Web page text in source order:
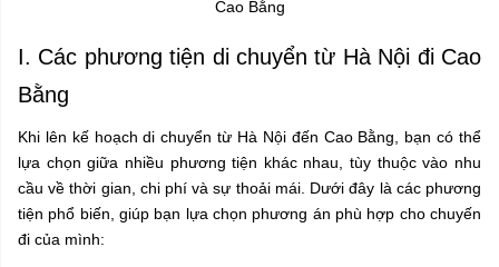
Cao Bằng
I. Các phương tiện di chuyển từ Hà Nội đi Cao
Bằng
Khi lên kế hoạch di chuyển từ Hà Nội đến Cao Bằng, bạn có thể
lựa chọn giữa nhiều phương tiện khác nhau, tùy thuộc vào nhu
cầu về thời gian, chi phí và sự thoải mái. Dưới đây là các phương
tiện phổ biến, giúp bạn lựa chọn phương án phù hợp cho chuyến
đi của mình: